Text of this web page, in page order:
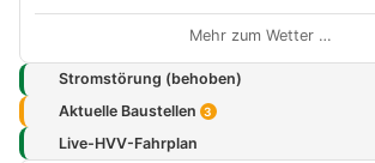
Mehr zum Wetter …
Stromstörung (behoben)
Aktuelle Baustellen 3
Live-HVV-Fahrplan